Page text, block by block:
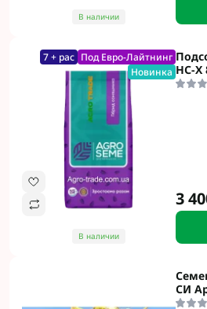
В наличии
7 + рас Под Евро-Лайтнинг
Новинка
В наличии
НС-Х
3
СИ